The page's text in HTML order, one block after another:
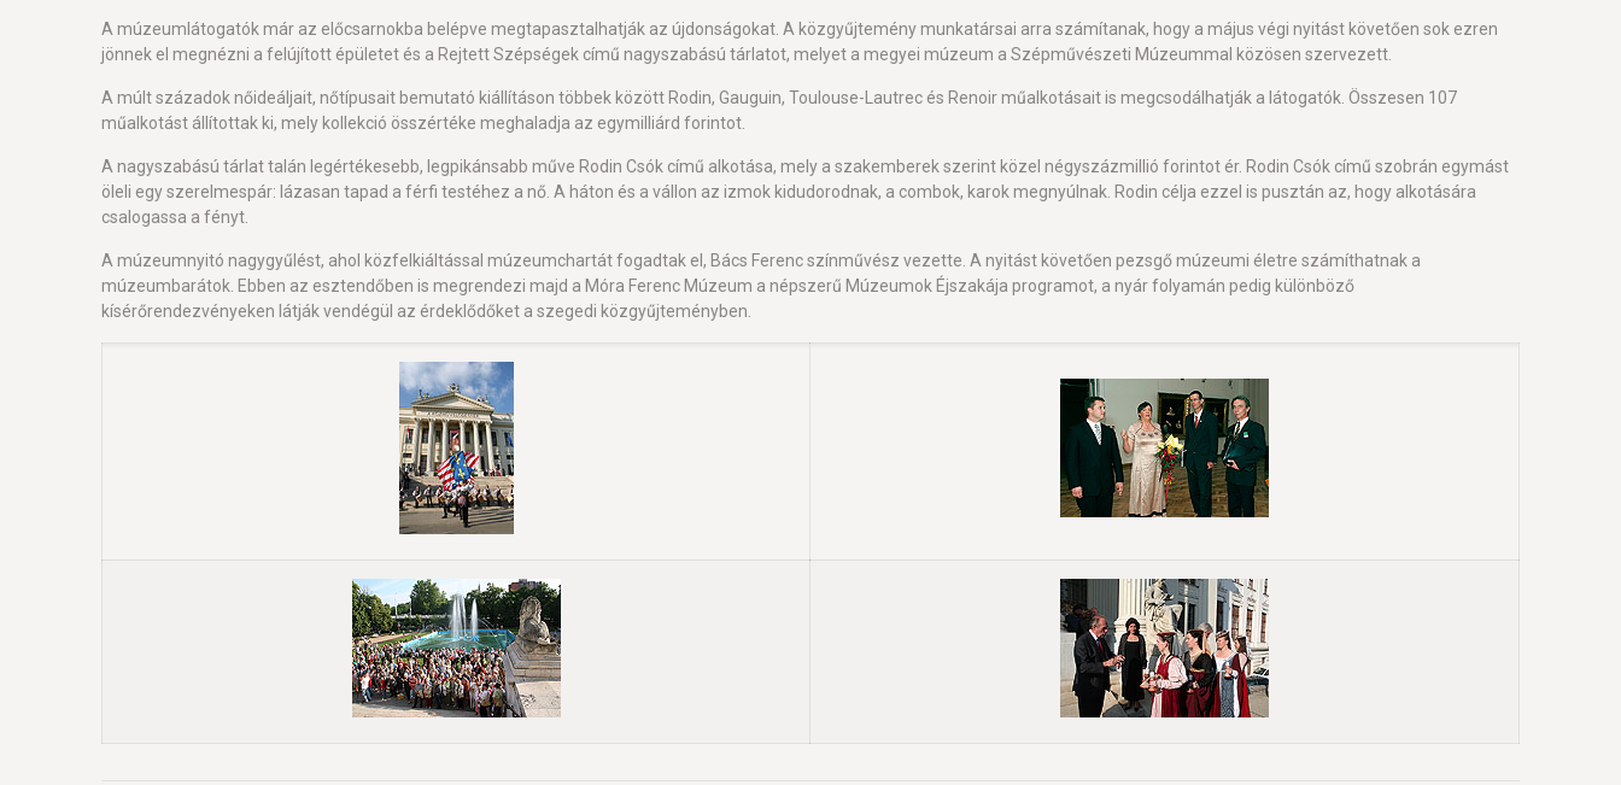
A múzeumlátogatók már az előcsarnokba belépve megtapasztalhatják az újdonságokat. A közgyűjtemény munkatársai arra számítanak, hogy a május végi nyitást követően sok ezren
jönnek el megnézni a felújított épületet és a Rejtett Szépségek című nagyszabású tárlatot, melyet a megyei múzeum a Szépművészeti Múzeummal közösen szervezett.
A múlt századok nőideáljait, nőtípusait bemutató kiállításon többek között Rodin, Gauguin, Toulouse-Lautrec és Renoir műalkotásait is megcsodálhatják a látogatók. Összesen 107
műalkotást állítottak ki, mely kollekció összértéke meghaladja az egymilliárd forintot.
A nagyszabású tárlat talán legértékesebb, legpikánsabb műve Rodin Csók című alkotása, mely a szakemberek szerint közel négyszázmillió forintot ér. Rodin Csók című szobrán egymást
öleli egy szerelmespár: lázasan tapad a férfi testéhez a nő. A háton és a vállon az izmok kidudorodnak, a combok, karok megnyúlnak. Rodin célja ezzel is pusztán az, hogy alkotására
csalogassa a fényt.
A múzeumnyitó nagygyűlést, ahol közfelkiáltással múzeumchartát fogadtak el, Bács Ferenc színművész vezette. A nyitást követően pezsgő múzeumi életre számíthatnak a
múzeumbarátok. Ebben az esztendőben is megrendezi majd a Móra Ferenc Múzeum a népszerű Múzeumok Éjszakája programot, a nyár folyamán pedig különböző
kísérőrendezvényeken látják vendégül az érdeklődőket a szegedi közgyűjteményben.